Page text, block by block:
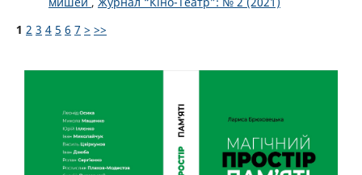
1 2 3 4 5 6 7 > >>